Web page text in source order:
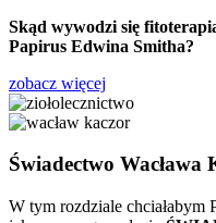
Skąd wywodzi się
Papirus Edwina Smitha?
zobacz więcej
Świadectwo Wacława
W tym rozdziale chciałabym